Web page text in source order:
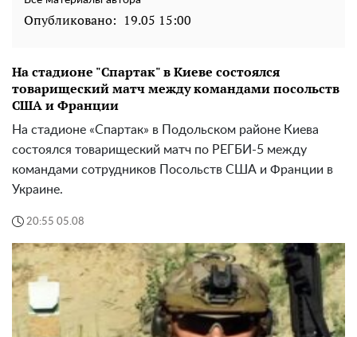
Опубликовано: 19.05 15:00
На стадионе "Спартак" в Киеве состоялся
товарищеский матч между командами посольств
США и Франции
На стадионе «Спартак» в Подольском районе Киева
состоялся товарищеский матч по РЕГБИ-5 между
командами сотрудников Посольств США и Франции в
Украине.
20:55 05.08